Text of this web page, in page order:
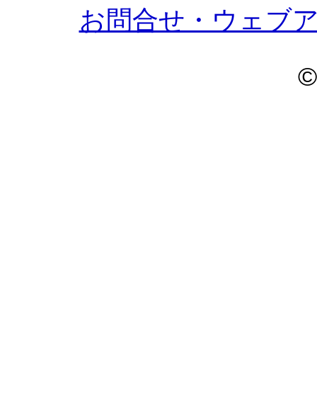
お問合せ・ウェブ